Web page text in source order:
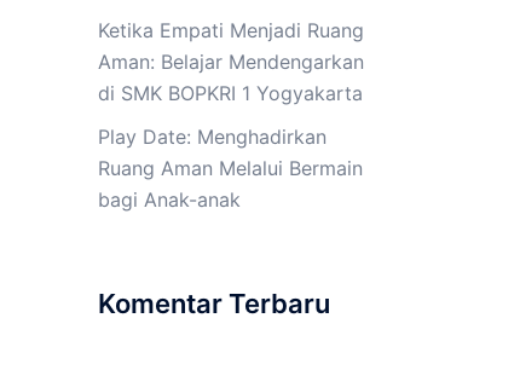
Ketika Empati Menjadi Ruang
Aman: Belajar Mendengarkan
di SMK BOPKRI 1 Yogyakarta
Play Date: Menghadirkan
Ruang Aman Melalui Bermain
bagi Anak-anak
Komentar Terbaru